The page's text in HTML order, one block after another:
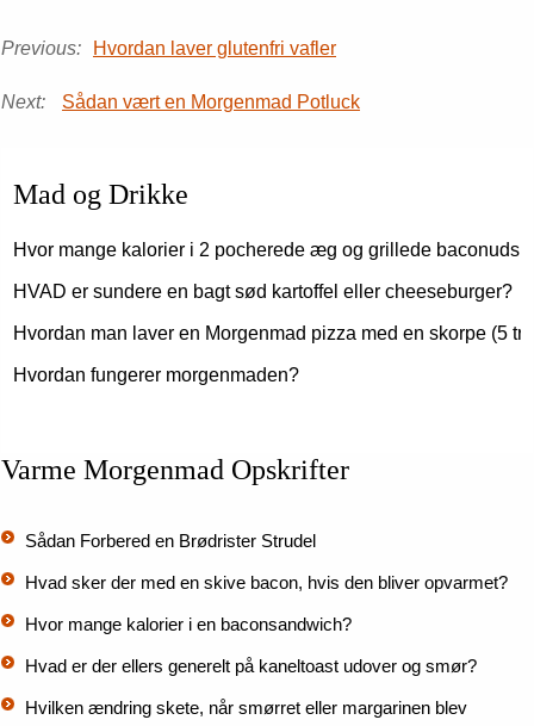
Previous: Hvordan laver glutenfri vafler
Next: Sådan vært en Morgenmad Potluck
Mad og Drikke
Hvor mange kalorier i 2 pocherede æg og grillede
HVAD er sundere en bagt sød kartoffel eller cheeseburger?
Hvordan man laver en Morgenmad pizza med en skorpe (5
Hvordan fungerer morgenmaden?
Varme Morgenmad Opskrifter
Sådan Forbered en Brødrister Strudel
Hvad sker der med en skive bacon, hvis den bliver opvarmet?
Hvor mange kalorier i en baconsandwich?
Hvad er der ellers generelt på kaneltoast udover og smør?
Hvilken ændring skete, når smørret eller margarinen blev